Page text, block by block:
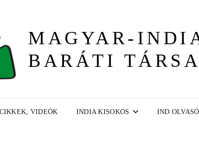
MAGYAR-
BARÁTI
CIKKEK, VIDEÓK INDIA KISOKOS IND